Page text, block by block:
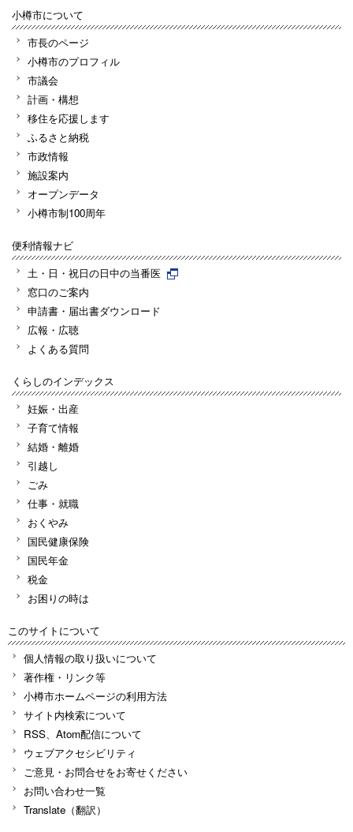
小樽市について
市長のページ
小樽市のプロフィル
市議会
計画・構想
移住を応援します
ふるさと納税
市政情報
施設案内
オープンデータ
小樽市制100周年
便利情報ナビ
土・日・祝日の日中の当番医
窓口のご案内
申請書・届出書ダウンロード
広報・広聴
よくある質問
くらしのインデックス
妊娠・出産
子育て情報
結婚・離婚
引越し
ごみ
仕事・就職
おくやみ
国民健康保険
国民年金
税金
お困りの時は
このサイトについて
個人情報の取り扱いについて
著作権・リンク等
小樽市ホームページの利用方法
サイト内検索について
RSS、Atom配信について
ウェブアクセシビリティ
ご意見・お問合せをお寄せください
お問い合わせ一覧
Translate（翻訳）